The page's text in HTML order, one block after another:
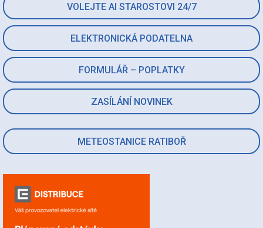
VOLEJTE AI STAROSTOVI 24/7
ELEKTRONICKÁ PODATELNA
FORMULÁŘ – POPLATKY
ZASÍLÁNÍ NOVINEK
METEOSTANICE RATIBOŘ